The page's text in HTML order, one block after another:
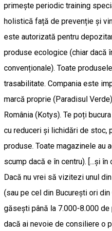
primește periodic training
holistică față de prevenție și
este autorizată pentru
produse ecologice (chiar dacă
convenționale). Toate
trasabilitate. Compania este
marcă proprie (Paradisul
România (Kotys). Te poți
cu reduceri și lichidări de stoc,
produse. Toate magazinele au
scump dacă e în centru). [...și
Dacă nu vrei să vizitezi unul
(sau pe cel din București ori
găsești până la 7.000-8.000
dacă ai nevoie de consiliere o